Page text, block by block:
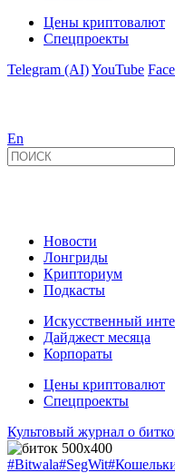
Цены криптовалют
Спецпроекты
Telegram (AI)YouTube
En
Новости
Лонгриды
Крипториум
Подкасты
Искусственный
Дайджест месяца
Корпораты
Цены криптовалют
Спецпроекты
Культовый журнал о
#Bitwala#SegWit